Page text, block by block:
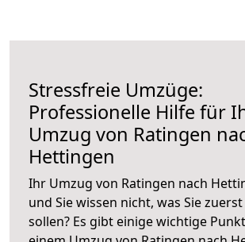
Stressfreie Umzüge:
Professionelle Hilfe für
Umzug von Ratingen
Hettingen
Ihr Umzug von Ratingen nach
und Sie wissen nicht, was Sie
sollen? Es gibt einige wichtige